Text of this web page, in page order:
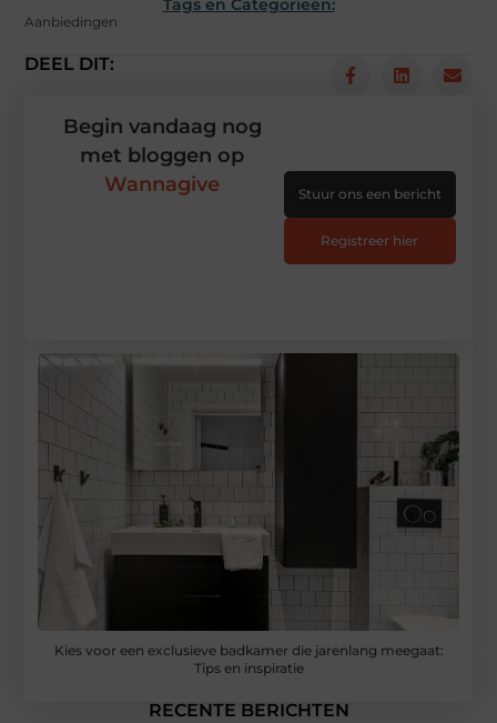
Tags en Categorieën:
Aanbiedingen
DEEL DIT:
Kies voor een exclusieve badkamer die jarenlang meegaat:
Tips en inspiratie
RECENTE BERICHTEN
Begin vandaag nog
met bloggen op
Wannagive
Stuur ons een bericht
Registreer hier